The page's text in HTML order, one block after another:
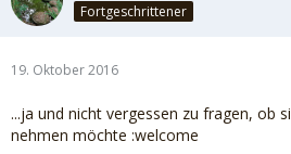
Fortgeschrittener
19. Oktober 2016
...ja und nicht vergessen zu fragen, ob
nehmen möchte :welcome